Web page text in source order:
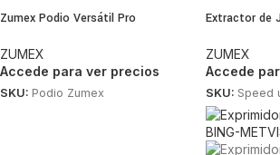
Zumex Podio Versátil Pro
ZUMEX
Accede para ver precios
SKU: Podio Zumex
Extractor de
ZUMEX
Accede
SKU: Speed